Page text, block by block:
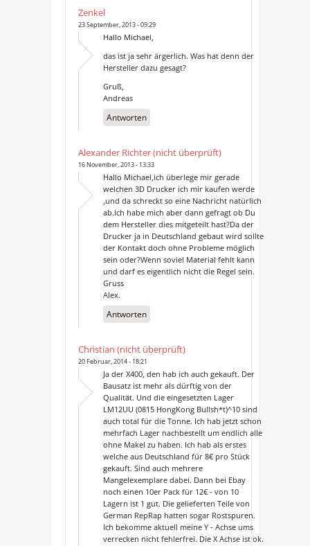
Zenkel
23 September, 2013 - 09:29
Hallo Michael,
das ist ja sehr ärgerlich. Was hat denn der
Hersteller dazu gesagt?
Gruß,
Andreas
Antworten
Alexander Richter (nicht überprüft)
16 November, 2013 - 13:33
Hallo Michael,ich überlege mir gerade
welchen 3D Drucker ich mir kaufen werde
,und da schreckt so eine Nachricht natürlich
ab.Ich habe mich aber dann gefragt ob Du
dem Hersteller dies mitgeteilt hast?Da der
Drucker ja in Deutschland gebaut wird sollte
der Kontakt doch ohne Probleme möglich
sein oder?Wenn soviel Material fehlt kann
und darf es eigentlich nicht die Regel sein.
Gruss
Alex.
Antworten
Christian (nicht überprüft)
20 Februar, 2014 - 18:21
Ja der X400, den hab ich auch gekauft. Der
Bausatz ist mehr als dürftig von der
Qualität. Und die eingesetzten Lager
LM12UU (0815 HongKong Bullsh*t)^10 sind
auch total für die Tonne. Ich hab jetzt schon
mehrfach Lager nachbestellt um endlich alle
ohne Makel zu haben. Ich hab als erstes
welche aus Deutschland für 8€ pro Stück
gekauft. Sind auch mehrere
Mangelexemplare dabei. Dann bei Ebay
noch einen 10er Pack für 12€ - von 10
Lagern ist 1 gut. Die gelieferten Teile von
German RepRap hatten sogar Rostspuren.
Ich bekomme aktuell meine Y - Achse ums
verrecken nicht fehlerfrei. Die X Achse ist ok.